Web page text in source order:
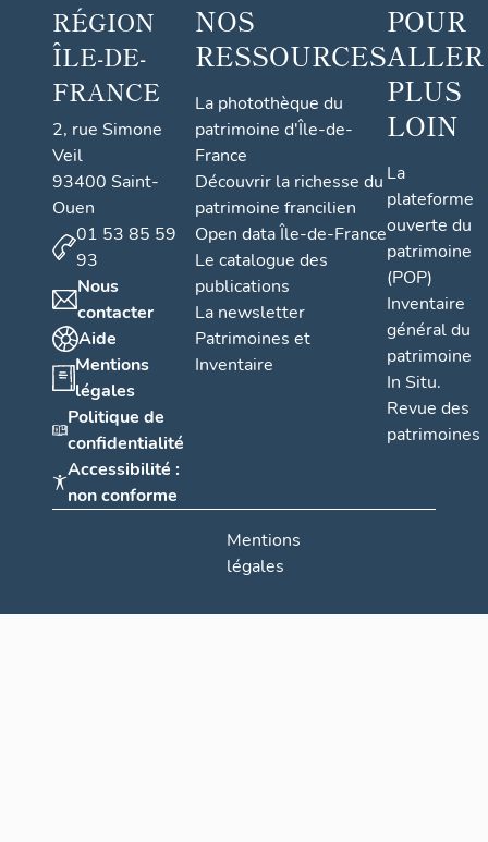
RÉGION
ÎLE-DE-
FRANCE
2, rue Simone
Veil
93400 Saint-
Ouen
01 53 85 59
93
Nous
contacter
Aide
Mentions
légales
Politique de
confidentialité
Accessibilité :
non conforme
NOS
RESSOURCES
La photothèque du
patrimoine d'Île-de-
France
Découvrir la richesse du
patrimoine francilien
Open data Île-de-France
Le catalogue des
publications
La newsletter
Patrimoines et
Inventaire
POUR
ALLER
PLUS
LOIN
La
plateforme
ouverte du
patrimoine
(POP)
Inventaire
général du
patrimoine
In Situ.
Revue des
patrimoines
Mentions
légales